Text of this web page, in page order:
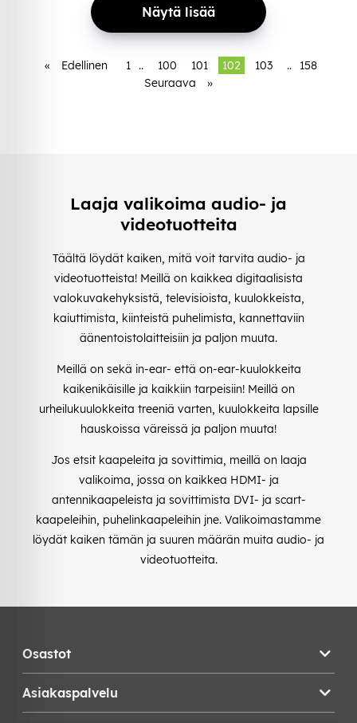
Näytä lisää
« Edellinen 1 .. 100 101 102 103 ..
158
Seuraava
»
Laaja valikoima audio- ja
videotuotteita
Täältä löydät kaiken, mitä voit tarvita audio- ja
videotuotteista! Meillä on kaikkea digitaalisista
valokuvakehyksistä, televisioista, kuulokkeista,
kaiuttimista, kiinteistä puhelimista, kannettaviin
äänentoistolaitteisiin ja paljon muuta.
Meillä on sekä in-ear- että on-ear-kuulokkeita
kaikenikäisille ja kaikkiin tarpeisiin! Meillä on
urheilukuulokkeita treeniä varten, kuulokkeita lapsille
hauskoissa väreissä ja paljon muuta!
Jos etsit kaapeleita ja sovittimia, meillä on laaja
valikoima, jossa on kaikkea HDMI- ja
antennikaapeleista ja sovittimista DVI- ja scart-
kaapeleihin, puhelinkaapeleihin jne. Valikoimastamme
löydät kaiken tämän ja suuren määrän muita audio- ja
videotuotteita.
Osastot
Asiakaspalvelu